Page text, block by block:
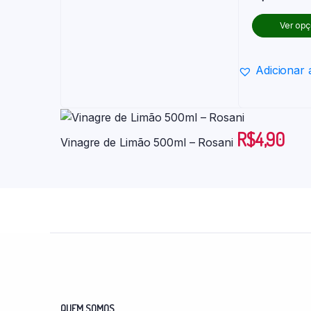
Ver
Adicionar
Vinagre de Limão 500ml – Rosani R$4,90